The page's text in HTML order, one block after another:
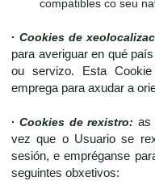
compatibles co seu
· Cookies de
para averiguar en qué
ou servizo. Esta
emprega para axudar a
·Cookies de rexistro: as
vez que o Usuario se
sesión, e empréganse
seguintes obxetivos: